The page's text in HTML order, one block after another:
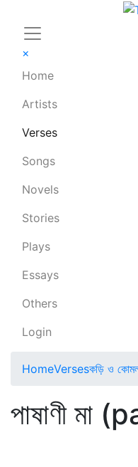
×
Home
Artists
Verses
Songs
Novels
Stories
Plays
Essays
Others
Login
HomeVersesকড়ি ও
পাষাণী মা